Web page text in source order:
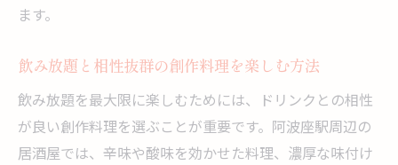
ます。
飲み放題と相性抜群の創作料理を楽しむ方法
飲み放題を最大限に楽しむためには、ドリンクとの相性
が良い創作料理を選ぶことが重要です。阿波座駅周辺の
居酒屋では、辛味や酸味を効かせた料理、濃厚な味付け